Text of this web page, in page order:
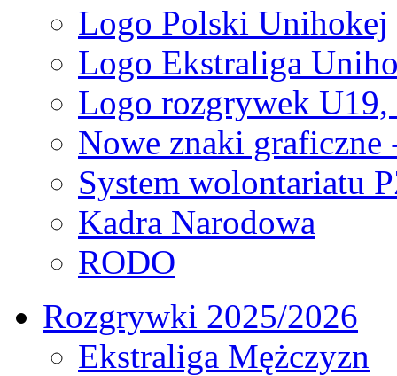
Logo Polski Unihokej
Logo Ekstraliga
Logo rozgrywek
Nowe znaki graficzne
System wolontariatu
Kadra Narodowa
RODO
Rozgrywki 2025/2026
Ekstraliga Mężczyzn